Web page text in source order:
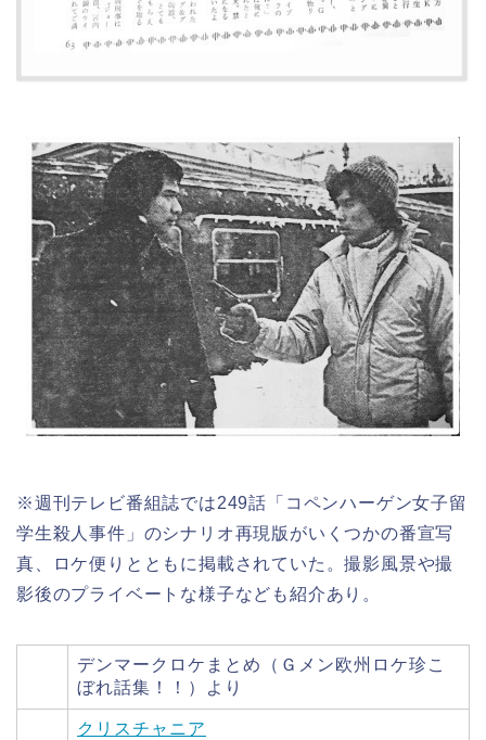
※週刊テレビ番組誌では249話「コペンハーゲン女子留
学生殺人事件」のシナリオ再現版がいくつかの番宣写
真、ロケ便りとともに掲載されていた。撮影風景や撮
影後のプライベートな様子なども紹介あり。
デンマークロケまとめ（Ｇメン欧州ロケ珍こ
ぼれ話集！！）より
クリスチャニア